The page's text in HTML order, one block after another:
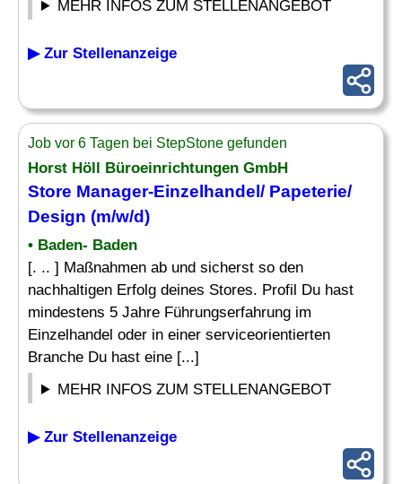
MEHR INFOS ZUM STELLENANGEBOT
▶ Zur Stellenanzeige
Job vor 6 Tagen bei StepStone gefunden
Horst Höll Büroeinrichtungen GmbH
Store Manager-Einzelhandel/ Papeterie/
Design (m/w/d)
• Baden- Baden
[. .. ] Maßnahmen ab und sicherst so den
nachhaltigen Erfolg deines Stores. Profil Du hast
mindestens 5 Jahre Führungserfahrung im
Einzelhandel oder in einer serviceorientierten
Branche Du hast eine [...]
MEHR INFOS ZUM STELLENANGEBOT
▶ Zur Stellenanzeige